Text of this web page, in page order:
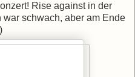
Rise against in der
schwach, aber am Ende